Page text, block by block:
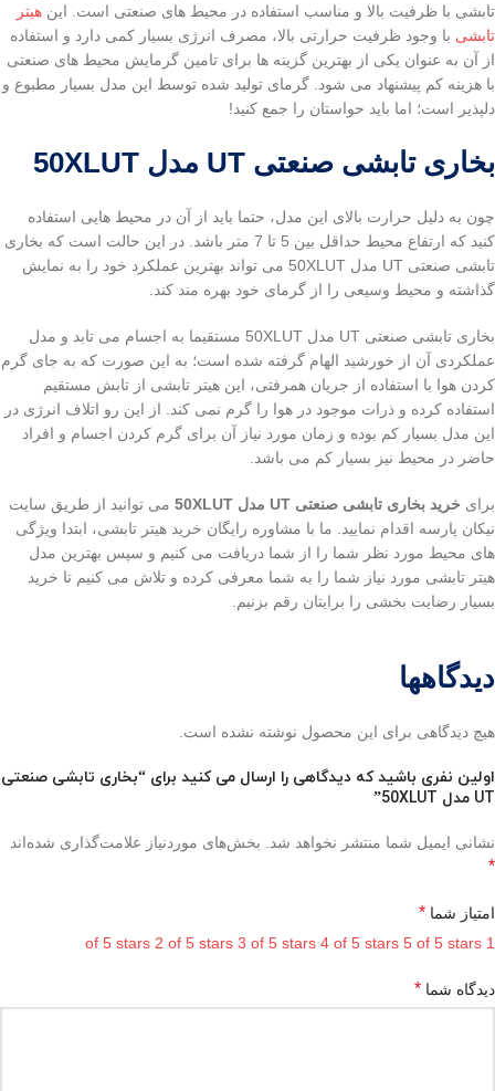
تابشی با ظرفیت بالا و مناسب استفاده در محیط های صنعتی است. این هیتر
تابشی با وجود ظرفیت حرارتی بالا، مصرف انرژی بسیار کمی دارد و استفاده
از آن به عنوان یکی از بهترین گزینه ها برای تامین گرمایش محیط های صنعتی
با هزینه کم پیشنهاد می شود. گرمای تولید شده توسط این مدل بسیار مطبوع و
دلپذیر است؛ اما باید حواستان را جمع کنید!
بخاری تابشی صنعتی UT مدل 50XLUT
چون به دلیل حرارت بالای این مدل، حتما باید از آن در محیط هایی استفاده
کنید که ارتفاع محیط حداقل بین 5 تا 7 متر باشد. در این حالت است که بخاری
تابشی صنعتی UT مدل 50XLUT می تواند بهترین عملکرد خود را به نمایش
گذاشته و محیط وسیعی را از گرمای خود بهره مند کند.
بخاری تابشی صنعتی UT مدل 50XLUT مستقیما به اجسام می تابد و مدل
عملکردی آن از خورشید الهام گرفته شده است؛ به این صورت که به جای گرم
کردن هوا با استفاده از جریان همرفتی، این هیتر تابشی از تابش مستقیم
استفاده کرده و ذرات موجود در هوا را گرم نمی کند. از این رو اتلاف انرژی در
این مدل بسیار کم بوده و زمان مورد نیاز آن برای گرم کردن اجسام و افراد
حاضر در محیط نیز بسیار کم می باشد.
برای خرید بخاری تابشی صنعتی UT مدل 50XLUT
می توانید از طریق سایت
نیکان پارسه اقدام نمایید. ما با مشاوره رایگان خرید هیتر تابشی، ابتدا ویژگی
های محیط مورد نظر شما را از شما دریافت می کنیم و سپس بهترین مدل
هیتر تابشی مورد نیاز شما را به شما معرفی کرده و تلاش می کنیم تا خرید
بسیار رضایت بخشی را برایتان رقم بزنیم.
دیدگاهها
هیچ دیدگاهی برای این محصول نوشته نشده است.
اولین نفری باشید که دیدگاهی را ارسال می کنید برای “بخاری تابشی صنعتی
UT مدل 50XLUT”
نشانی ایمیل شما منتشر نخواهد شد. بخش‌های موردنیاز علامت‌گذاری شده‌اند
*
امتیاز شما *
1 of 5 stars
2 of 5 stars 3 of 5 stars 4 of 5 stars 5 of 5 stars
دیدگاه شما *